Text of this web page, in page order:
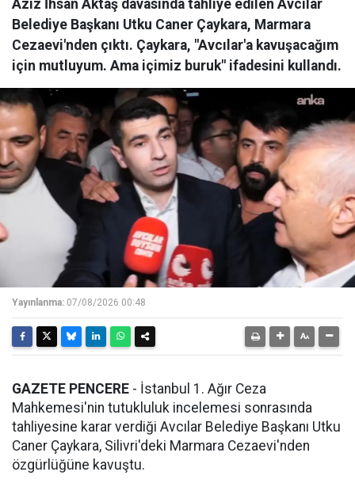
Aziz İhsan Aktaş davasında tahliye edilen Avcılar
Belediye Başkanı Utku Caner Çaykara, Marmara
Cezaevi'nden çıktı. Çaykara, "Avcılar'a kavuşacağım
için mutluyum. Ama içimiz buruk" ifadesini kullandı.
Yayınlanma: 07/08/2026 00:48
GAZETE PENCERE - İstanbul 1. Ağır Ceza
Mahkemesi'nin tutukluluk incelemesi sonrasında
tahliyesine karar verdiği Avcılar Belediye Başkanı Utku
Caner Çaykara, Silivri'deki Marmara Cezaevi'nden
özgürlüğüne kavuştu.